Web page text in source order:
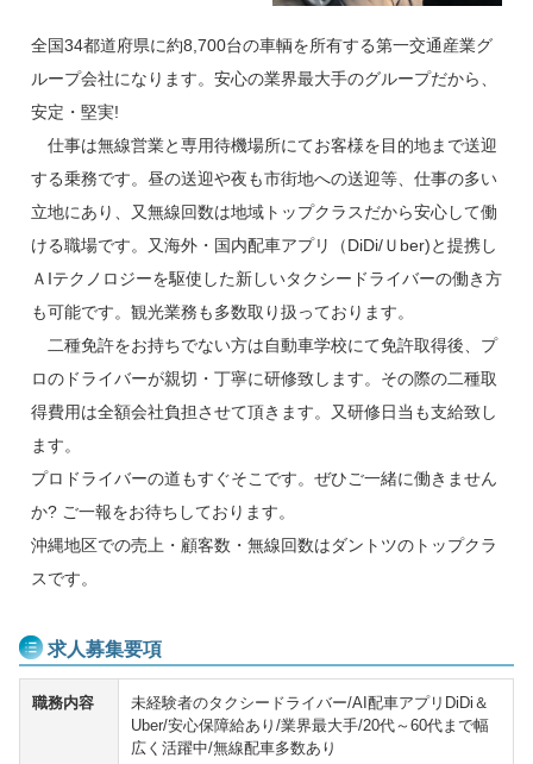
全国34都道府県に約8,700台の車輌を所有する第一交通産業グ
ループ会社になります。安心の業界最大手のグループだから、
安定・堅実!
仕事は無線営業と専用待機場所にてお客様を目的地まで送迎
する乗務です。昼の送迎や夜も市街地への送迎等、仕事の多い
立地にあり、又無線回数は地域トップクラスだから安心して働
ける職場です。又海外・国内配車アプリ（DiDi/Ｕber)と提携し
ＡIテクノロジーを駆使した新しいタクシードライバーの働き方
も可能です。観光業務も多数取り扱っております。
二種免許をお持ちでない方は自動車学校にて免許取得後、プ
ロのドライバーが親切・丁寧に研修致します。その際の二種取
得費用は全額会社負担させて頂きます。又研修日当も支給致し
ます。
プロドライバーの道もすぐそこです。ぜひご一緒に働きません
か? ご一報をお待ちしております。
沖縄地区での売上・顧客数・無線回数はダントツのトップクラ
スです。
求人募集要項
職務内容
未経験者のタクシードライバー/AI配車アプリDiDi＆
Uber/安心保障給あり/業界最大手/20代～60代まで幅
広く活躍中/無線配車多数あり